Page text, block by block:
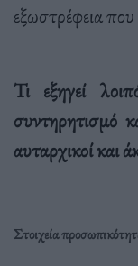
εξωστρέφεια
Τι εξηγεί
συντηρητισμό
αυταρχικοί και
Στοιχεία